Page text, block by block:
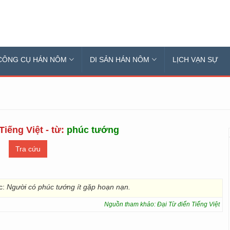
CỤ HÁN NÔM DI SẢN HÁN NÔM LỊCH VẠN SỰ
Việt - từ: phúc tướng
Người có phúc tướng ít gặp hoạn nạn.
Nguồn tham khảo: Đại Từ điển Tiếng Việt